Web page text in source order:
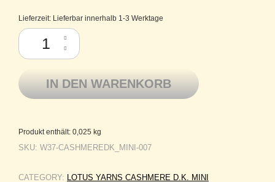
Lieferzeit: Lieferbar innerhalb 1-3 Werktage
Cashmere D.K. Mini Lotus Yarns Mongolisches Kaschmir 007 Black
IN DEN WARENKORB
Produkt enthält: 0,025 kg
SKU: W37-CASHMEREDK_MINI-007
CATEGORY: LOTUS YARNS CASHMERE D.K. MINI